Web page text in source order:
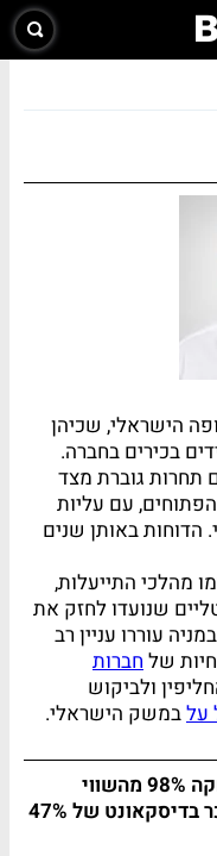
הישראלי, שכיהן
בכירים בחברה.
תחרות גוברת מצד
עם עליות
הדוחות באותן שנים
מהלכי התייעלות,
שנועדו לחזק את
עוררו עניין רב
שלחברות
ולביקוש
עלבמשק הישראלי.
סבוריט מחקה 98% מהשווי
של 47%